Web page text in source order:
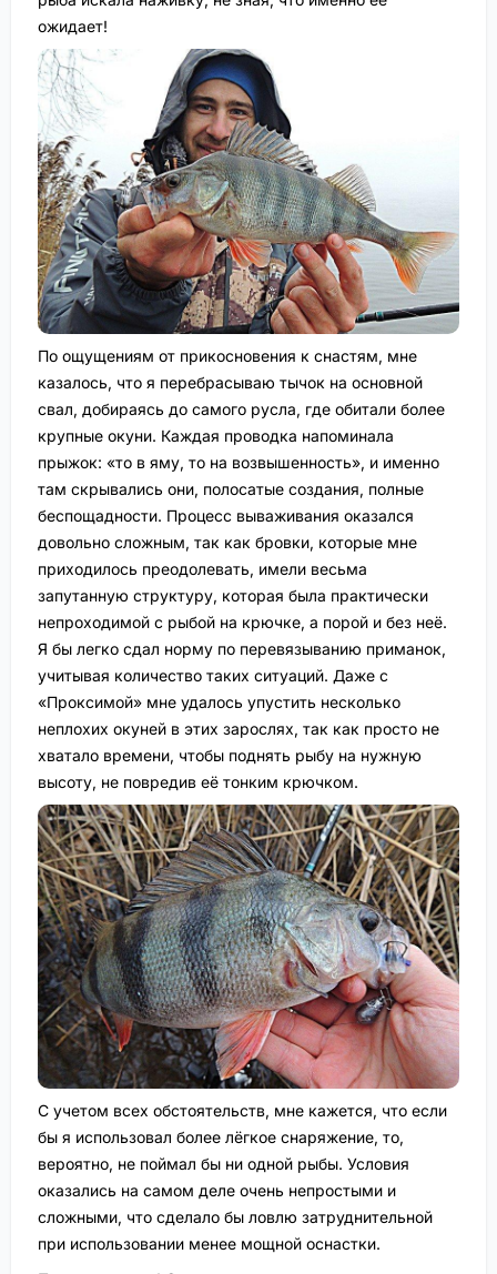
ожидает!
По ощущениям от прикосновения к снастям, мне
казалось, что я перебрасываю тычок на основной
свал, добираясь до самого русла, где обитали более
крупные окуни. Каждая проводка напоминала
прыжок: «то в яму, то на возвышенность», и именно
там скрывались они, полосатые создания, полные
беспощадности. Процесс вываживания оказался
довольно сложным, так как бровки, которые мне
приходилось преодолевать, имели весьма
запутанную структуру, которая была практически
непроходимой с рыбой на крючке, а порой и без неё.
Я бы легко сдал норму по перевязыванию приманок,
учитывая количество таких ситуаций. Даже с
«Проксимой» мне удалось упустить несколько
неплохих окуней в этих зарослях, так как просто не
хватало времени, чтобы поднять рыбу на нужную
высоту, не повредив её тонким крючком.
С учетом всех обстоятельств, мне кажется, что если
бы я использовал более лёгкое снаряжение, то,
вероятно, не поймал бы ни одной рыбы. Условия
оказались на самом деле очень непростыми и
сложными, что сделало бы ловлю затруднительной
при использовании менее мощной оснастки.